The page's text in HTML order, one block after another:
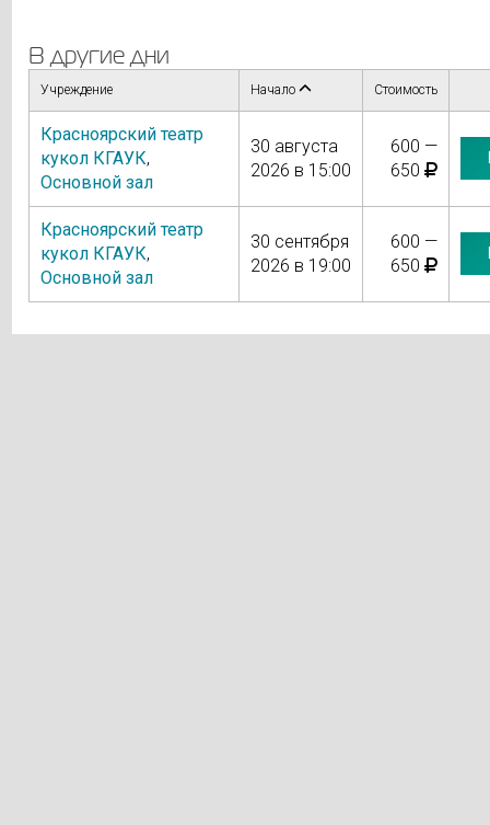
В другие дни
Учреждение Начало Стоимость
Красноярский театр
кукол КГАУК,
Основной зал
30 августа
2026 в 15:00
600 —
650
Красноярский театр
кукол КГАУК,
Основной зал
30 сентября
2026 в 19:00
600 —
650